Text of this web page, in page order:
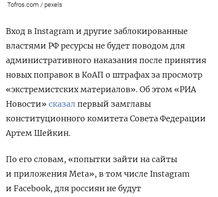
Tofros.com / pexels
Вход в Instagram и другие заблокированные
властями РФ ресурсы не будет поводом для
административного наказания после принятия
новых поправок в КоАП о штрафах за просмотр
«экстремистских материалов». Об этом «РИА
Новости» сказал первый замглавы
конституционного комитета Совета Федерации
Артем Шейкин.
По его словам, «попытки зайти на сайты
и приложения Meta», в том числе Instagram
и Facebook, для россиян не будут